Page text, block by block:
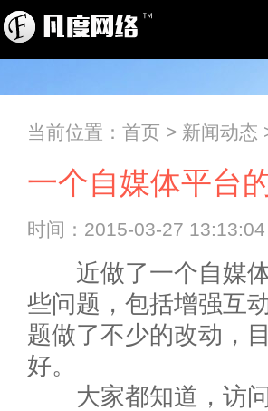
当前位置： 首页 > 新闻动态
一个自媒体平台
时间：2015-03-27
近做了一个自媒体
些问题，包括增强互
题做了不少的改动，
好。
大家都知道，访问